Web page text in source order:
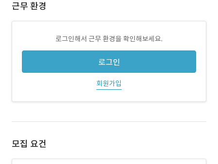
근무 환경
로그인해서 근무 환경을 확인해보세요.
로그인
회원가입
모집 요건